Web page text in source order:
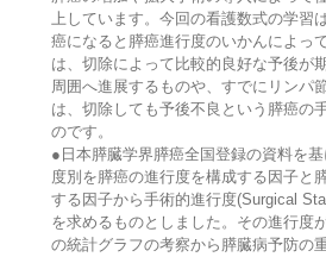
上しています。今回の看護数式の学習
癌になると膵癌進行度のいかんによっ
は、切除によって比較的良好な予後が
周囲へ進展するものや、すでにリンパ
は、切除しても予後不良という膵癌の
のです。
●日本膵臓学界膵癌全国登録の資料を
度別を膵癌の進行度を構成する因子と
する因子から手術的進行度(Surgical
を求めるものとしました。その進行度
の統計グラフの考察から膵臓病予防の